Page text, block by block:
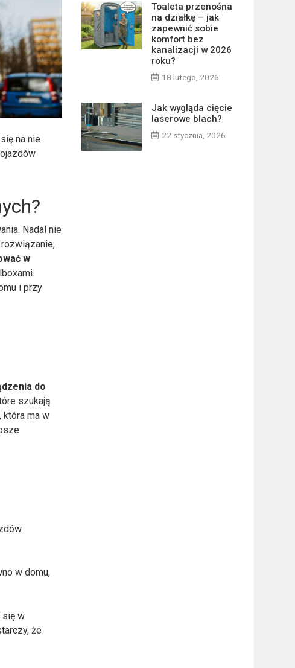
na nie
Nadal nie
w
i przy
do
szukają
która ma w
w domu,
się w
że
Toaleta przenośna
na działkę – jak
zapewnić sobie
komfort bez
kanalizacji w 2026
roku?
18 lutego, 2026
Jak wygląda cięcie
laserowe blach?
22 stycznia, 2026